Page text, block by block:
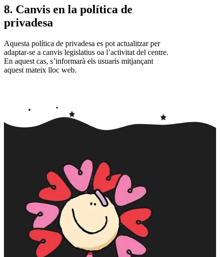
8. Canvis en la política de
privadesa
Aquesta política de privadesa es pot actualitzar per
adaptar-se a canvis legislatius oa l’activitat del centre.
En aquest cas, s’informarà els usuaris mitjançant
aquest mateix lloc web.